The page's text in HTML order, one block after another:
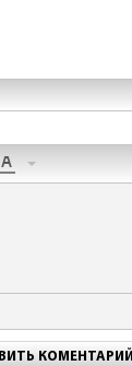
КОМЕНТАРИЙ